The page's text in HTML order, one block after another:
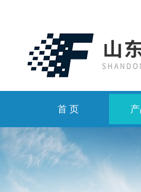
首 页